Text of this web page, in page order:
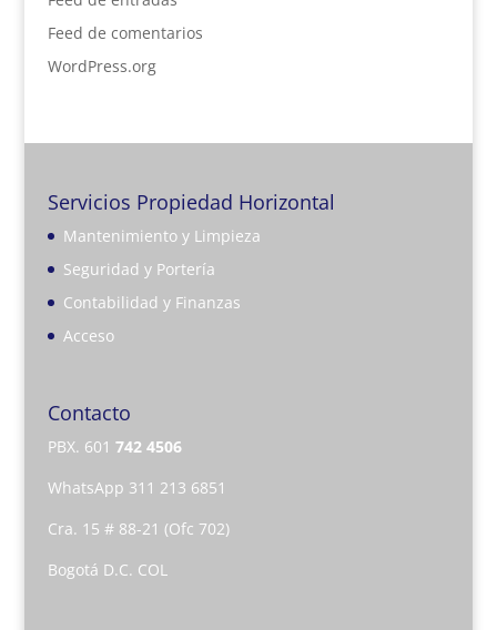
Feed de comentarios
WordPress.org
Servicios Propiedad Horizontal
Mantenimiento y Limpieza
Seguridad y Portería
Contabilidad y Finanzas
Acceso
Contacto
PBX. 601 742 4506
WhatsApp 311 213 6851
Cra. 15 # 88-21 (Ofc 702)
Bogotá D.C. COL